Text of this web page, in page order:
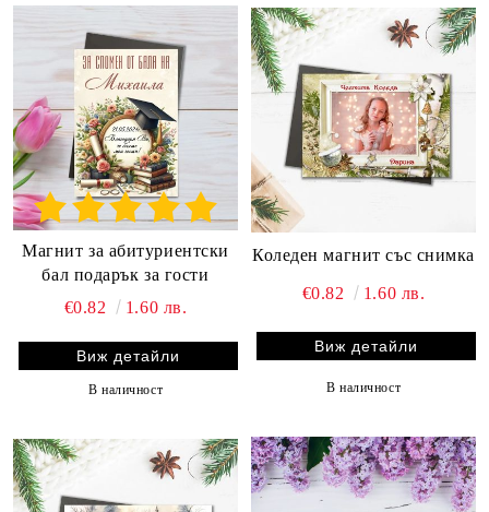
Магнит за абитуриентски
бал подарък за гости
€0.82
1.60 лв.
Виж детайли
В наличност
Коледен магнит със снимка
€0.82 1.60 лв.
Виж детайли
В наличност